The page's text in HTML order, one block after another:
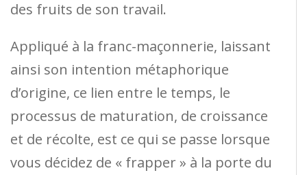
des fruits de son travail.
Appliqué à la franc-maçonnerie, laissant
ainsi son intention métaphorique
d’origine, ce lien entre le temps, le
processus de maturation, de croissance
et de récolte, est ce qui se passe lorsque
vous décidez de « frapper » à la porte du